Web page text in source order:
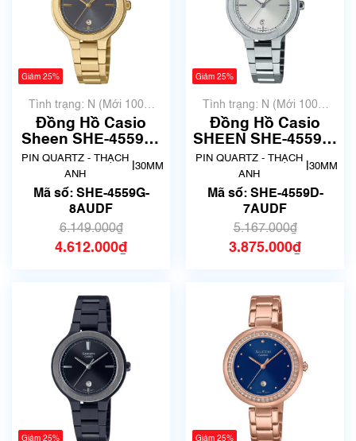
Giảm 25%
Tình trạng: N (Mới 100%
chưa qua sử dụng)
Đồng Hồ Casio
Sheen SHE-4559G-
8AUDF Chính Hãng
PIN QUARTZ - THẠCH
ANH
30MM
Mã số: SHE-4559G-
8AUDF
6.149.000₫
4.612.000₫
Giảm 25%
Tình trạng: N (Mới 100%
chưa qua sử dụng)
Đồng Hồ Casio
SHEEN SHE-4559D-
7AUDF Chính Hãng
PIN QUARTZ - THẠCH
ANH
30MM
Mã số: SHE-4559D-
7AUDF
5.167.000₫
3.875.000₫
Giảm 25% Giảm 25%